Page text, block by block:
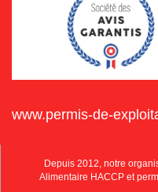
www.permis-de-
Depuis 2012, notre
Alimentaire HACCP et